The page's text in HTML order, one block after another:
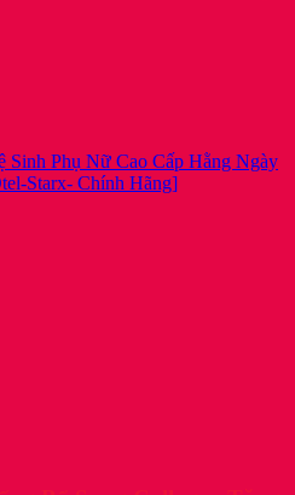
Sinh Phụ Nữ Cao Cấp Hằng Ngày
Starx- Chính Hãng]